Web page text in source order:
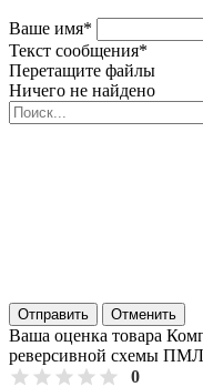
Ваше имя*
Текст сообщения*
Перетащите файлы
Ничего не найдено
Отправить Отменить
Ваша оценка товара
реверсивной схемы
0